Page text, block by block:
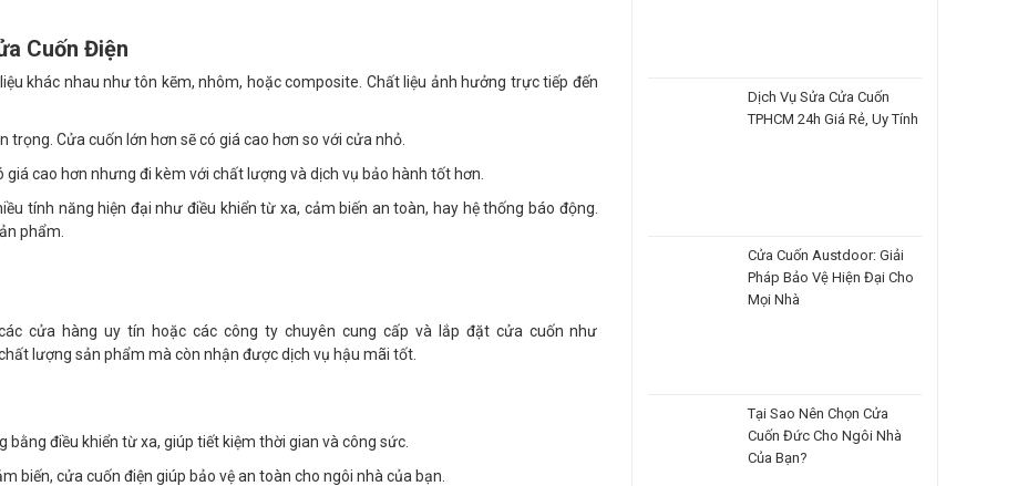
Cuốn Điện
khác nhau như tôn kẽm, nhôm, hoặc composite. Chất liệu ảnh hưởng trực tiếp đến
Cửa cuốn lớn hơn sẽ có giá cao hơn so với cửa nhỏ.
cao hơn nhưng đi kèm với chất lượng và dịch vụ bảo hành tốt hơn.
tính năng hiện đại như điều khiển từ xa, cảm biến an toàn, hay hệ thống báo động.
phẩm.
cửa hàng uy tín hoặc các công ty chuyên cung cấp và lắp đặt cửa cuốn như
lượng sản phẩm mà còn nhận được dịch vụ hậu mãi tốt.
bằng điều khiển từ xa, giúp tiết kiệm thời gian và công sức.
biến, cửa cuốn điện giúp bảo vệ an toàn cho ngôi nhà của bạn.
Dịch Vụ Sửa Cửa Cuốn
TPHCM 24h Giá Rẻ, Uy Tính
Cửa Cuốn Austdoor: Giải
Pháp Bảo Vệ Hiện Đại Cho
Mọi Nhà
Tại Sao Nên Chọn Cửa
Cuốn Đức Cho Ngôi Nhà
Của Bạn?